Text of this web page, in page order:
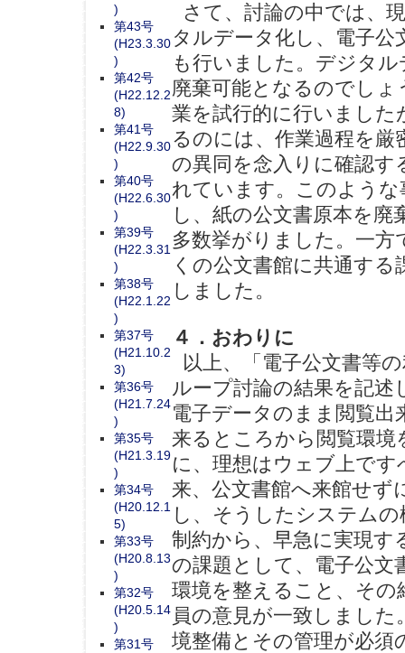
さて、討論の中では、
タルデータ化し、電子
も行いました。デジタ
廃棄可能となるのでしょ
業を試行的に行いました
るのには、作業過程を
の異同を念入りに確認
れています。このよう
し、紙の公文書原本を
多数挙がりました。一
くの公文書館に共通す
しました。
４．おわりに
以上、「電子公文書等
ループ討論の結果を記述
電子データのまま閲覧
来るところから閲覧環
に、理想はウェブ上で
来、公文書館へ来館せず
し、そうしたシステム
制約から、早急に実現
の課題として、電子公文
環境を整えること、その
員の意見が一致しまし
境整備とその管理が必
)
第43号
(H23.3.30
)
第42号
(H22.12.2
8)
第41号
(H22.9.30
)
第40号
(H22.6.30
)
第39号
(H22.3.31
)
第38号
(H22.1.22
)
第37号
(H21.10.2
3)
第36号
(H21.7.24
)
第35号
(H21.3.19
)
第34号
(H20.12.1
5)
第33号
(H20.8.13
)
第32号
(H20.5.14
)
第31号